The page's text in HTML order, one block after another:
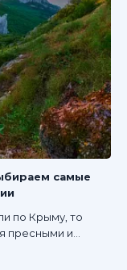
самые
по Крыму, то
пресными и...